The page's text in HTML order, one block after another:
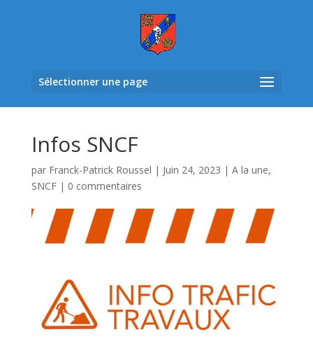
Sélectionner une page
Infos SNCF
par Franck-Patrick Roussel | Juin 24, 2023 | A la une,
SNCF| 0 commentaires